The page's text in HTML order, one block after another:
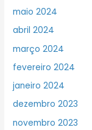
maio 2024
abril 2024
março 2024
fevereiro 2024
janeiro 2024
dezembro 2023
novembro 2023